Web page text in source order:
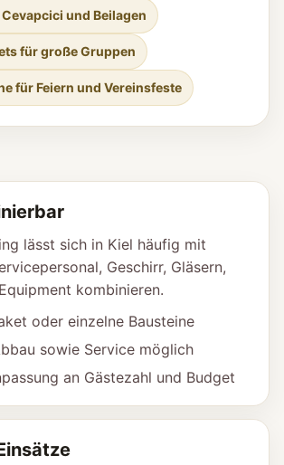
und Beilagen
für große Gruppen
für Feiern und Vereinsfeste
lässt sich in Kiel häufig mit
Geschirr, Gläsern,
kombinieren.
oder einzelne Bausteine
sowie Service möglich
an Gästezahl und Budget